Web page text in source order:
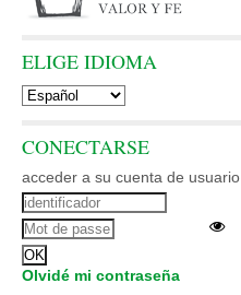
ELIGE IDIOMA
CONECTARSE
acceder a su cuenta de usuario
Olvidé mi contraseña